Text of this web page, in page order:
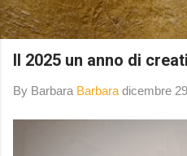
Il 2025 un anno di
By Barbara Barbara dicembre